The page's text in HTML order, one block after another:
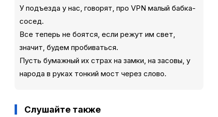
У подъезда у нас, говорят, про VPN малый бабка-
сосед.
Все теперь не боятся, если режут им свет,
значит, будем пробиваться.
Пусть бумажный их страх на замки, на засовы, у
народа в руках тонкий мост через слово.
Слушайте также